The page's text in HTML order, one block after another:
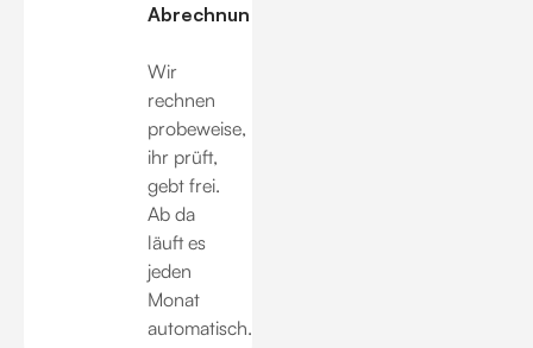
Abrechnung.
Wir
rechnen
probeweise,
ihr prüft,
gebt frei.
Ab da
läuft es
jeden
Monat
automatisch.